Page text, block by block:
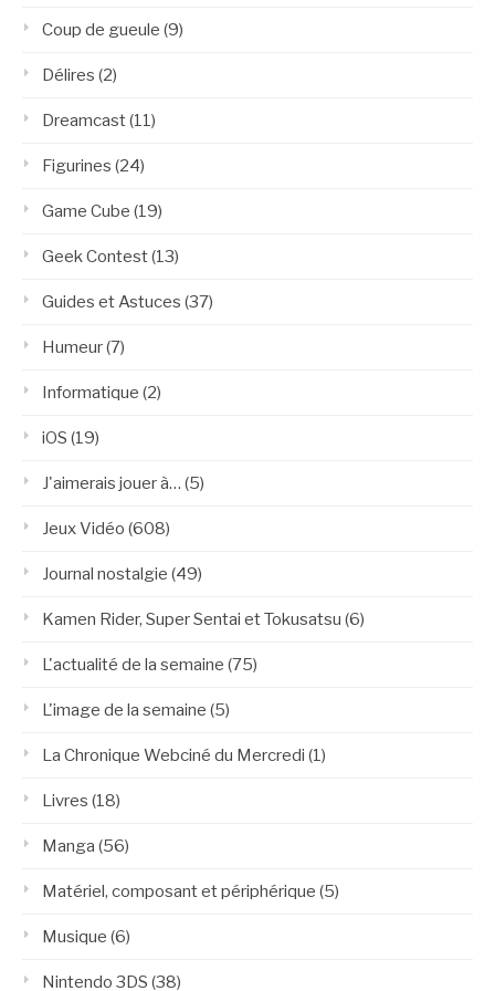
Coup de gueule (9)
Délires (2)
Dreamcast(11)
Figurines (24)
Game Cube (19)
Geek Contest(13)
Guides et Astuces (37)
Humeur(7)
Informatique (2)
iOS (19)
J'aimerais jouer à… (5)
Jeux Vidéo (608)
Journal nostalgie (49)
Kamen Rider, Super Sentai et Tokusatsu (6)
L'actualité de la semaine (75)
L'image de la semaine (5)
La Chronique Webciné du Mercredi (1)
Livres (18)
Manga (56)
Matériel, composant et périphérique (5)
Musique (6)
Nintendo 3DS (38)